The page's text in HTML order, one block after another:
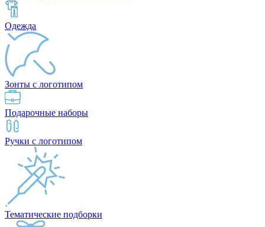
Одежда
Зонты с логотипом
Подарочные наборы
Ручки с логотипом
Тематические подборки